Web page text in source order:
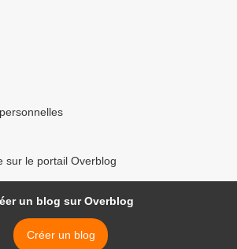
sur le portail Overblog
un blog sur Overblog
Créer un blog